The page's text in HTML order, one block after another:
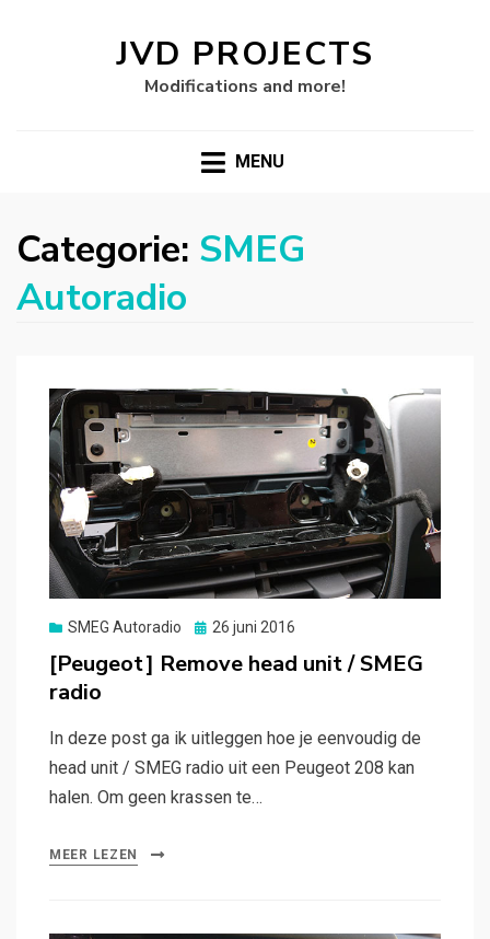
JVD PROJECTS
Modifications and more!
MENU
Categorie: SMEG
Autoradio
SMEG Autoradio
Gepubliceerd
26 juni 2016
[Peugeot] Remove head unit / SMEG
radio
In deze post ga ik uitleggen hoe je eenvoudig de
head unit / SMEG radio uit een Peugeot 208 kan
halen. Om geen krassen te…
MEER LEZEN